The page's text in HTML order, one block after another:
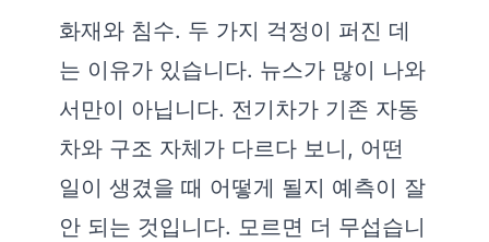
화재와 침수. 두 가지 걱정이 퍼진 데
는 이유가 있습니다. 뉴스가 많이 나와
서만이 아닙니다. 전기차가 기존 자동
차와 구조 자체가 다르다 보니, 어떤
일이 생겼을 때 어떻게 될지 예측이 잘
안 되는 것입니다. 모르면 더 무섭습니